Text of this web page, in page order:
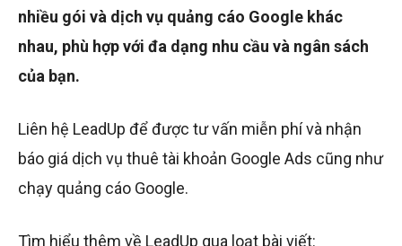
nhiều gói và dịch vụ quảng cáo Google khác
nhau, phù hợp với đa dạng nhu cầu và ngân sách
của bạn.
Liên hệ LeadUp để được tư vấn miễn phí và nhận
báo giá dịch vụ thuê tài khoản Google Ads cũng như
chạy quảng cáo Google.
Tìm hiểu thêm về LeadUp qua loạt bài viết: